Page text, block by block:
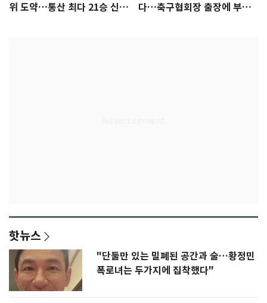
위 도약…통산 최다 21승 신기
다…축구협회장 출장에 부인
핫뉴스
"단둘만 있는 밀폐된 공간과 술…황정민
폭로녀는 두가지에 집착했다"